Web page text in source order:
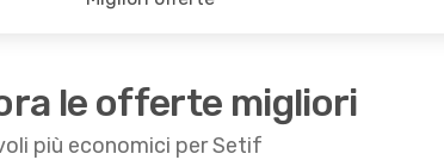
le offerte migliori
più economici per Setif